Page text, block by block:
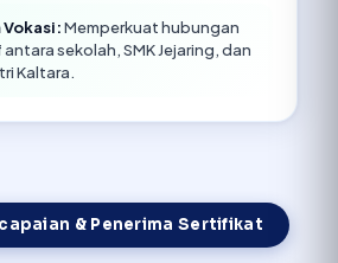
Memperkuat hubungan
sekolah, SMK Jejaring, dan
Kaltara.
& Penerima Sertifikat